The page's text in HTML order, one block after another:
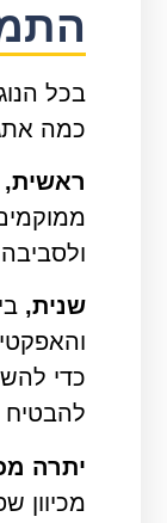
בכל
כמה
ראשית,
שנית,
כדי
יתרה
מכיוון